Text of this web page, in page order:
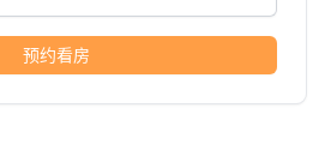
预约看房